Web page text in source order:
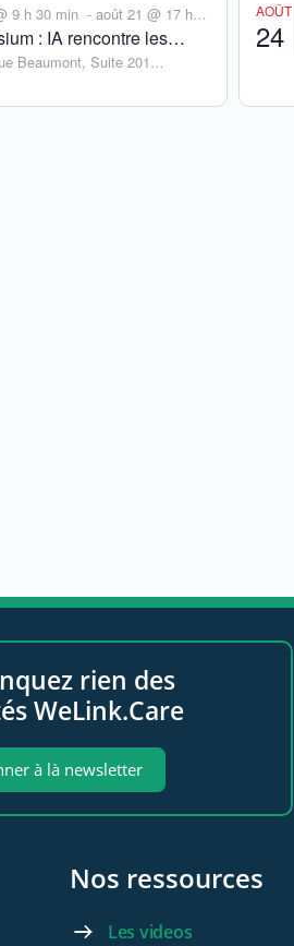
9 h 30 min -août 21 @ 17 h
: IA rencontre les
– Perspectives en
Beaumont, Suite 201
AOÛT
24
rien des
WeLink.Care
à là newsletter
Nos ressources
Les videos